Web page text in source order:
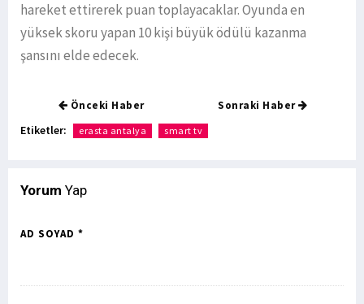
hareket ettirerek puan toplayacaklar. Oyunda en
yüksek skoru yapan 10 kişi büyük ödülü kazanma
şansını elde edecek.
Önceki Haber Sonraki Haber
Etiketler: erasta antalya smart tv
Yorum Yap
AD SOYAD *